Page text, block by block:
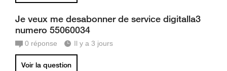
Je veux me desabonner de service digitalla3
numero 55060034
0 réponse Il y a 3 jours
Voir la question